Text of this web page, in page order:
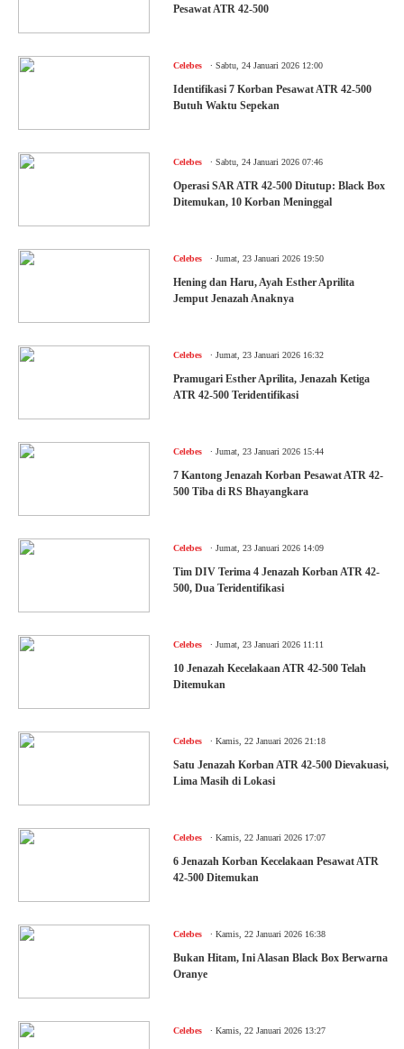
Pesawat ATR 42-500
Celebes Sabtu, 24 Januari 2026 12:00
Identifikasi 7 Korban Pesawat ATR 42-500
Butuh Waktu Sepekan
Celebes Sabtu, 24 Januari 2026 07:46
Operasi SAR ATR 42-500 Ditutup: Black Box
Ditemukan, 10 Korban Meninggal
Celebes Jumat, 23 Januari 2026 19:50
Hening dan Haru, Ayah Esther Aprilita
Jemput Jenazah Anaknya
Celebes Jumat, 23 Januari 2026 16:32
Pramugari Esther Aprilita, Jenazah Ketiga
ATR 42-500 Teridentifikasi
Celebes Jumat, 23 Januari 2026 15:44
7 Kantong Jenazah Korban Pesawat ATR 42-
500 Tiba di RS Bhayangkara
Celebes Jumat, 23 Januari 2026 14:09
Tim DIV Terima 4 Jenazah Korban ATR 42-
500, Dua Teridentifikasi
Celebes Jumat, 23 Januari 2026 11:11
10 Jenazah Kecelakaan ATR 42-500 Telah
Ditemukan
Celebes Kamis, 22 Januari 2026 21:18
Satu Jenazah Korban ATR 42-500 Dievakuasi,
Lima Masih di Lokasi
Celebes Kamis, 22 Januari 2026 17:07
6 Jenazah Korban Kecelakaan Pesawat ATR
42-500 Ditemukan
Celebes Kamis, 22 Januari 2026 16:38
Bukan Hitam, Ini Alasan Black Box Berwarna
Oranye
Celebes Kamis, 22 Januari 2026 13:27